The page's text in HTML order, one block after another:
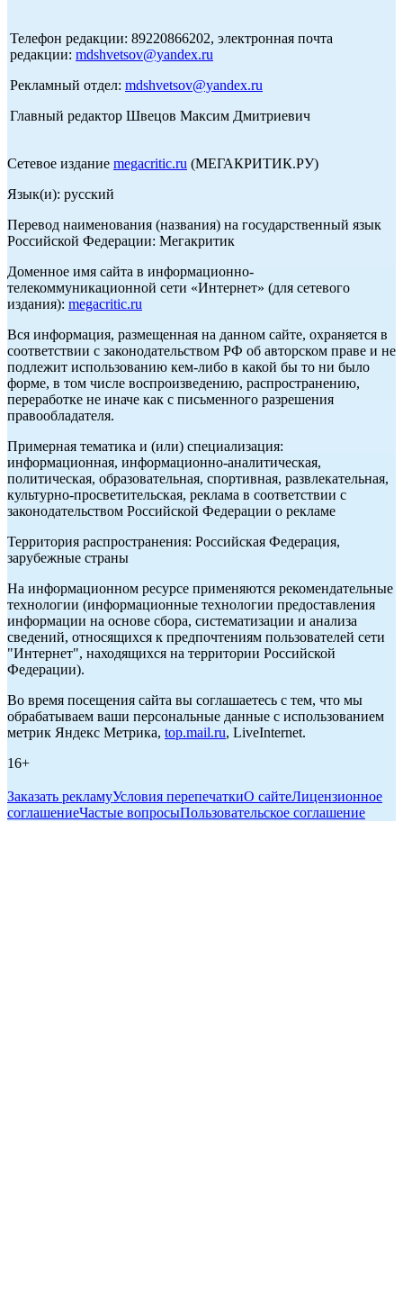
Телефон редакции: 89220866202, электронная почта
редакции: mdshvetsov@yandex.ru
Рекламный отдел: mdshvetsov@yandex.ru
Главный редактор Швецов Максим Дмитриевич
Сетевое издание megacritic.ru (МЕГАКРИТИК.РУ)
Язык(и): русский
Перевод наименования (названия) на государственный язык
Российской Федерации: Мегакритик
Доменное имя сайта в информационно-
телекоммуникационной сети «Интернет» (для сетевого
издания): megacritic.ru
Вся информация, размещенная на данном сайте, охраняется в
соответствии с законодательством РФ об авторском праве и не
подлежит использованию кем-либо в какой бы то ни было
форме, в том числе воспроизведению, распространению,
переработке не иначе как с письменного разрешения
правообладателя.
Примерная тематика и (или) специализация:
информационная, информационно-аналитическая,
политическая, образовательная, спортивная, развлекательная,
культурно-просветительская, реклама в соответствии с
законодательством Российской Федерации о рекламе
Территория распространения: Российская Федерация,
зарубежные страны
На информационном ресурсе применяются рекомендательные
технологии (информационные технологии предоставления
информации на основе сбора, систематизации и анализа
сведений, относящихся к предпочтениям пользователей сети
"Интернет", находящихся на территории Российской
Федерации).
Во время посещения сайта вы соглашаетесь с тем, что мы
обрабатываем ваши персональные данные с использованием
метрик Яндекс Метрика, top.mail.ru, LiveInternet.
16+
Заказать рекламуУсловия перепечаткиО сайтеЛицензионное
соглашениеЧастые вопросыПользовательское соглашение